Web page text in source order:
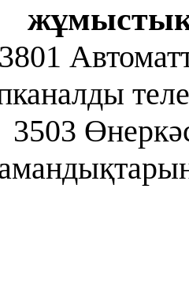
3801
3503